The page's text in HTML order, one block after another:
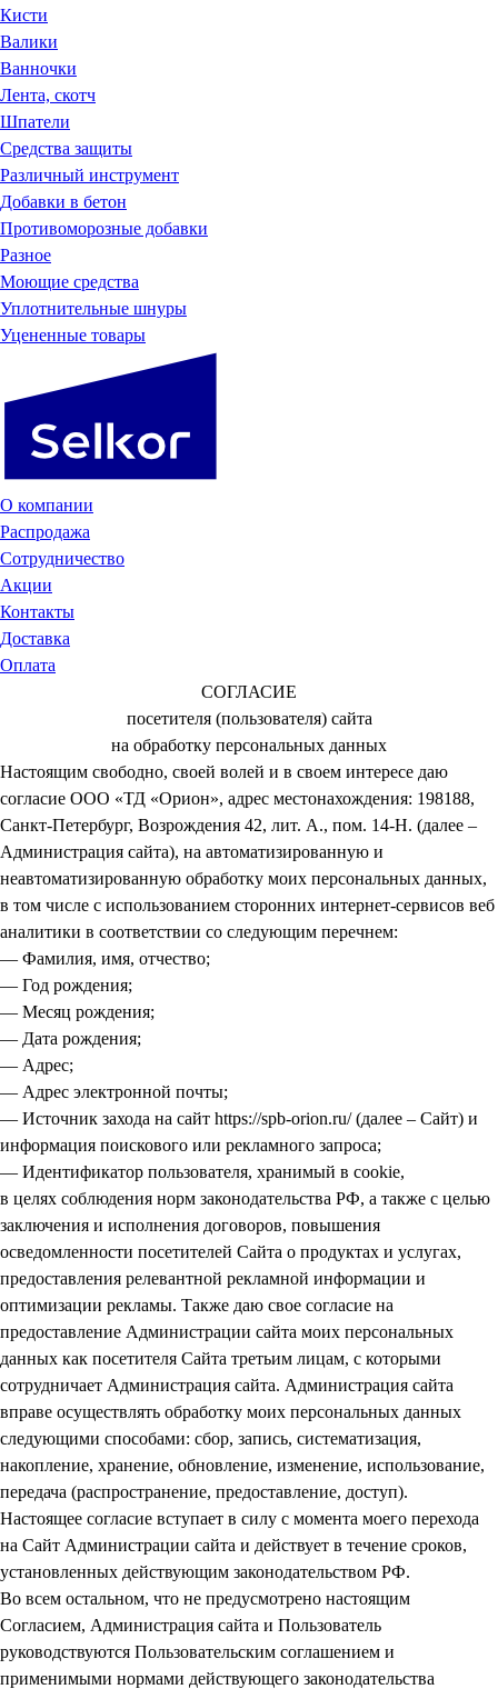
Кисти
Валики
Ванночки
Лента, скотч
Шпатели
Средства защиты
Различный инструмент
Добавки в бетон
Противоморозные добавки
Разное
Моющие средства
Уплотнительные шнуры
Уцененные товары
О компании
Распродажа
Сотрудничество
Акции
Контакты
Доставка
Оплата
СОГЛАСИЕ
посетителя (пользователя) сайта
на обработку персональных данных
Настоящим свободно, своей волей и в своем интересе даю
согласие ООО «ТД «Орион», адрес местонахождения: 198188,
Санкт-Петербург, Возрождения 42, лит. А., пом. 14-Н. (далее –
Администрация сайта), на автоматизированную и
неавтоматизированную обработку моих персональных данных,
в том числе с использованием сторонних интернет-сервисов веб
аналитики в соответствии со следующим перечнем:
— Фамилия, имя, отчество;
— Год рождения;
— Месяц рождения;
— Дата рождения;
— Адрес;
— Адрес электронной почты;
— Источник захода на сайт https://spb-orion.ru/ (далее – Сайт) и
информация поискового или рекламного запроса;
— Идентификатор пользователя, хранимый в cookie,
в целях соблюдения норм законодательства РФ, а также с целью
заключения и исполнения договоров, повышения
осведомленности посетителей Сайта о продуктах и услугах,
предоставления релевантной рекламной информации и
оптимизации рекламы. Также даю свое согласие на
предоставление Администрации сайта моих персональных
данных как посетителя Сайта третьим лицам, с которыми
сотрудничает Администрация сайта. Администрация сайта
вправе осуществлять обработку моих персональных данных
следующими способами: сбор, запись, систематизация,
накопление, хранение, обновление, изменение, использование,
передача (распространение, предоставление, доступ).
Настоящее согласие вступает в силу с момента моего перехода
на Сайт Администрации сайта и действует в течение сроков,
установленных действующим законодательством РФ.
Во всем остальном, что не предусмотрено настоящим
Согласием, Администрация сайта и Пользователь
руководствуются Пользовательским соглашением и
применимыми нормами действующего законодательства